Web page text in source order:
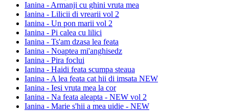
Ianina - Armanji cu ghini vruta mea
Ianina - Lilicii di vrearii vol 2
Ianina - Un pon marii vol 2
Ianina - Pi calea cu lilici
Ianina - Ts'am dzasa lea feata
Ianina - Noaptea mi'anghisedz
Ianina - Pira foclui
Ianina - Haidi feata scumpa steaua
Ianina - A lea feata cat hii di imsata NEW
Ianina - Iesi vruta mea la cor
Ianina - Na feata aleapta - NEW vol 2
Ianina - Marie s'hii a mea uidie - NEW